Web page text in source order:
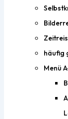
häufig
Menü